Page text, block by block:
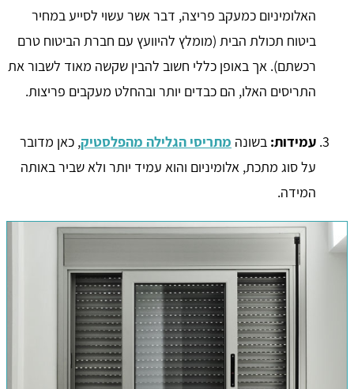
האלומיניום כמעקב פריצה, דבר אשר עשוי לסייע במחיר
ביטוח תכולת הבית (מומלץ להיוועץ עם חברת הביטוח טרם
רכשתם). אך באופן כללי חשוב להבין שקשה מאוד לשבור את
התריסים האלו, הם כבדים יותר ובהחלט מעקבים פריצות.
עמידות: בשונה מתריסי הגלילה מהפלסטיק, כאן מדובר
על סוג מתכת, אלומיניום והוא עמיד יותר ולא שביר באותה
המידה.